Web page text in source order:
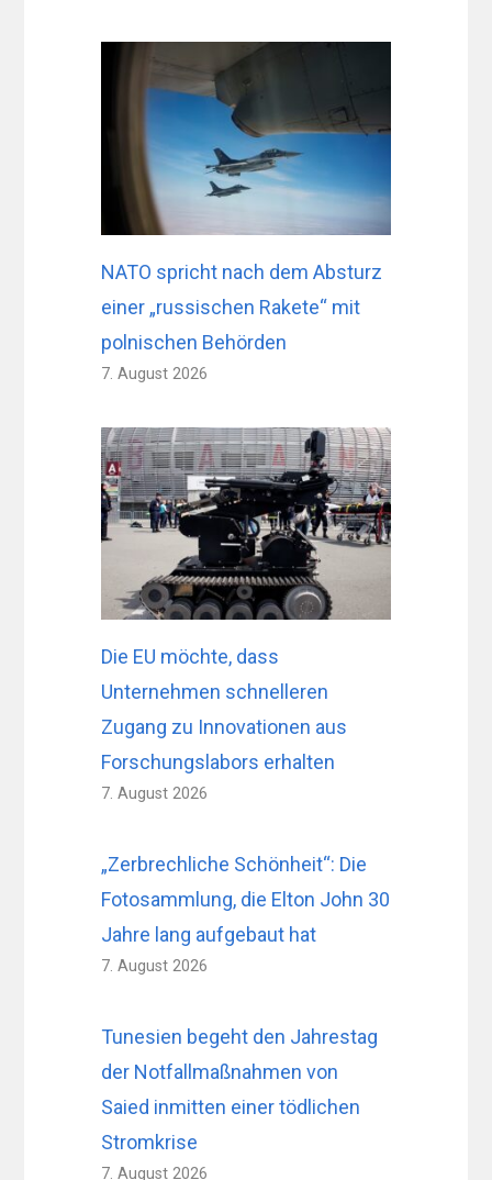
NATO spricht nach dem Absturz
einer „russischen Rakete“ mit
polnischen Behörden
7. August 2026
Die EU möchte, dass
Unternehmen schnelleren
Zugang zu Innovationen aus
Forschungslabors erhalten
7. August 2026
„Zerbrechliche Schönheit“: Die
Fotosammlung, die Elton John 30
Jahre lang aufgebaut hat
7. August 2026
Tunesien begeht den Jahrestag
der Notfallmaßnahmen von
Saied inmitten einer tödlichen
Stromkrise
7. August 2026